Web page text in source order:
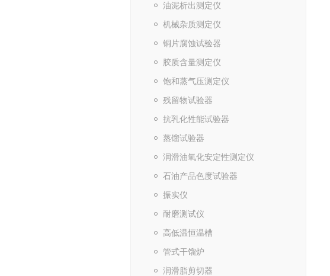
油泥析出测定仪
机械杂质测定仪
铜片腐蚀试验器
胶质含量测定仪
饱和蒸气压测定仪
残留物试验器
抗乳化性能试验器
蒸馏试验器
润滑油氧化安定性测定仪
石油产品色度试验器
振实仪
耐磨测试仪
高低温恒温槽
管式干馏炉
润滑脂剪切器